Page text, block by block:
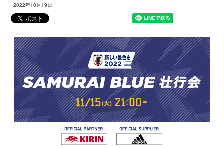
2022年10月19日